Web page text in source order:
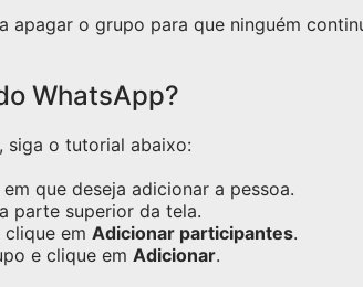
o grupo para que ninguém
WhatsApp?
siga o tutorial abaixo:
que deseja adicionar a pessoa.
parte superior da tela.
em Adicionar participantes.
e clique em Adicionar.